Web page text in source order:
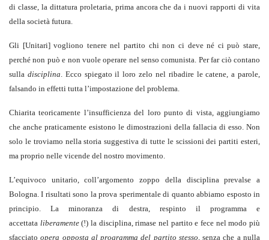
di classe, la dittatura proletaria, prima ancora che da i nuovi rapporti di vita
della società futura.
Gli [Unitari] vogliono tenere nel partito chi non ci deve né ci può stare,
perché non può e non vuole operare nel senso comunista. Per far ciò contano
sulla disciplina. Ecco spiegato il loro zelo nel ribadire le catene, a parole,
falsando in effetti tutta l’impostazione del problema.
Chiarita teoricamente l’insufficienza del loro punto di vista, aggiungiamo
che anche praticamente esistono le dimostrazioni della fallacia di esso. Non
solo le troviamo nella storia suggestiva di tutte le scissioni dei partiti esteri,
ma proprio nelle vicende del nostro movimento.
L’equivoco unitario, coll’argomento zoppo della disciplina prevalse a
Bologna. I risultati sono la prova sperimentale di quanto abbiamo esposto in
principio. La minoranza di destra, respinto il programma e
accettata liberamente(!) la disciplina, rimase nel partito e fece nel modo più
sfacciatoopera opposta al programma del partito stesso, senza che a nulla